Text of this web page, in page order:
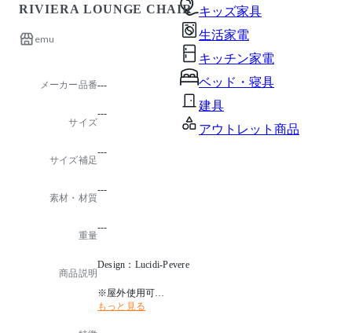
キッズ家具
生活家電
キッチン家電
ベッド・寝具
建具
アウトレット商品
RIVIERA LOUNGE CHAIR
emu
メーカー品番---
サイズ
---
サイズ補足
---
素材・材質
---
重量
---
商品説明
Design：Lucidi-Pevere
※屋外使用可
※スタッキング可
もっと見る